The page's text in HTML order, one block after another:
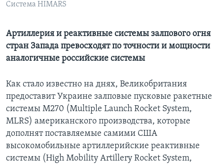
Система HIMARS
Артиллерия и реактивные системы залпового огня
стран Запада превосходят по точности и мощности
аналогичные российские системы
Как стало известно на днях, Великобритания
предоставит Украине залповые пусковые ракетные
системы M270 (Multiple Launch Rocket System,
MLRS) американского производства, которые
дополнят поставляемые самими США
высокомобильные артиллерийские реактивные
системы (High Mobility Artillery Rocket System,